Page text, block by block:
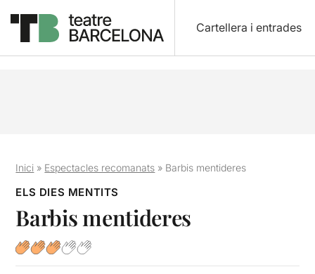
Cartellera i entrades
Inici » Espectacles recomanats » Barbis mentideres
ELS DIES MENTITS
Barbis mentideres